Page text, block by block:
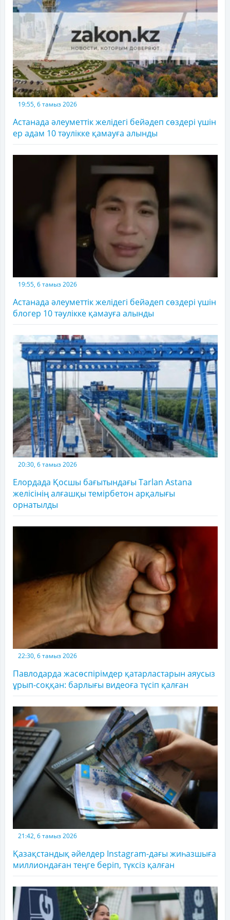
19:55, 6 тамыз 2026
Астанада әлеуметтік желідегі бейәдеп сөздері үшін
ер адам 10 тәулікке қамауға алынды
19:55, 6 тамыз 2026
Астанада әлеуметтік желідегі бейәдеп сөздері үшін
блогер 10 тәулікке қамауға алынды
20:30, 6 тамыз 2026
Елордада Қосшы бағытындағы Tarlan Astana
желісінің алғашқы темірбетон арқалығы
орнатылды
22:30, 6 тамыз 2026
Павлодарда жасөспірімдер қатарластарын аяусыз
ұрып-соққан: барлығы видеоға түсіп қалған
21:42, 6 тамыз 2026
Қазақстандық әйелдер Instagram-дағы жиһазшыға
миллиондаған теңге беріп, түксіз қалған